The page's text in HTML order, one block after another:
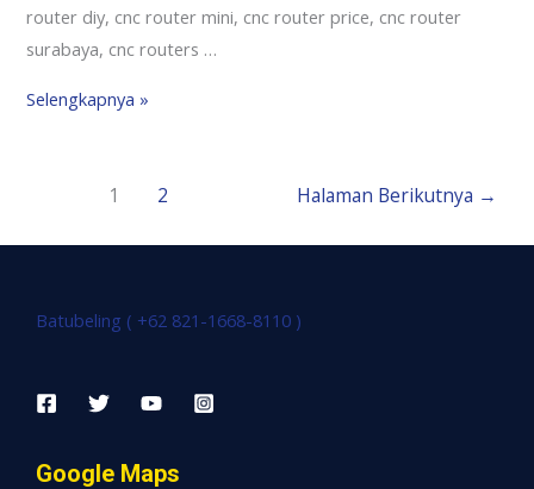
router diy, cnc router mini, cnc router price, cnc router
surabaya, cnc routers …
Selengkapnya »
1 2 Halaman Berikutnya →
Batubeling ( +62 821-1668-8110 )
Google Maps